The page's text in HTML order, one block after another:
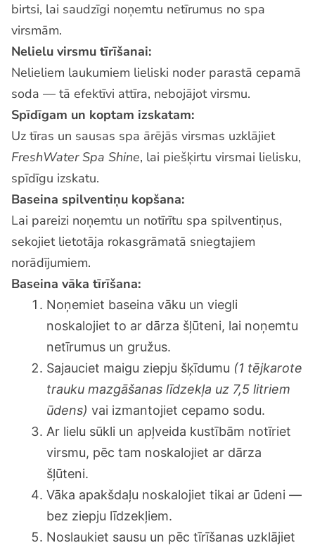
birtsi, lai saudzīgi noņemtu netīrumus no spa
virsmām.
Nelielu virsmu tīrīšanai:
Nelieliem laukumiem lieliski noder parastā cepamā
soda — tā efektīvi attīra, nebojājot virsmu.
Spīdīgam un koptam izskatam:
Uz tīras un sausas spa ārējās virsmas uzklājiet
FreshWater Spa Shine, lai piešķirtu virsmai lielisku,
spīdīgu izskatu.
Baseina spilventiņu kopšana:
Lai pareizi noņemtu un notīrītu spa spilventiņus,
sekojiet lietotāja rokasgrāmatā sniegtajiem
norādījumiem.
Baseina vāka tīrīšana:
Noņemiet baseina vāku un viegli
noskalojiet to ar dārza šļūteni, lai noņemtu
netīrumus un gružus.
Sajauciet maigu ziepju šķīdumu (1 tējkarote
trauku mazgāšanas līdzekļa uz 7,5 litriem
ūdens) vai izmantojiet cepamo sodu.
Ar lielu sūkli un apļveida kustībām notīriet
virsmu, pēc tam noskalojiet ar dārza
šļūteni.
Vāka apakšdaļu noskalojiet tikai ar ūdeni —
bez ziepju līdzekļiem.
Noslaukiet sausu un pēc tīrīšanas uzklājiet